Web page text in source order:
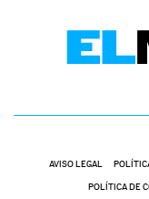
AVISO LEGAL
POLÍTICA DE